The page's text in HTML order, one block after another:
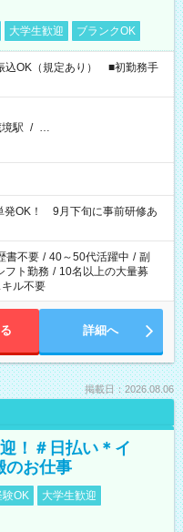
大学生歓迎 ブランクOK
OK（規定あり） ■初勤務手
駅 / …
OK！ 9月下旬に事前研修あ
書不要 / 40～50代活躍中 / 副
フト勤務 / 10名以上の大量募
ル不要
詳細へ
掲載日：2026.08.06
！＃日払い＊イ
のお仕事
験OK
大学生歓迎